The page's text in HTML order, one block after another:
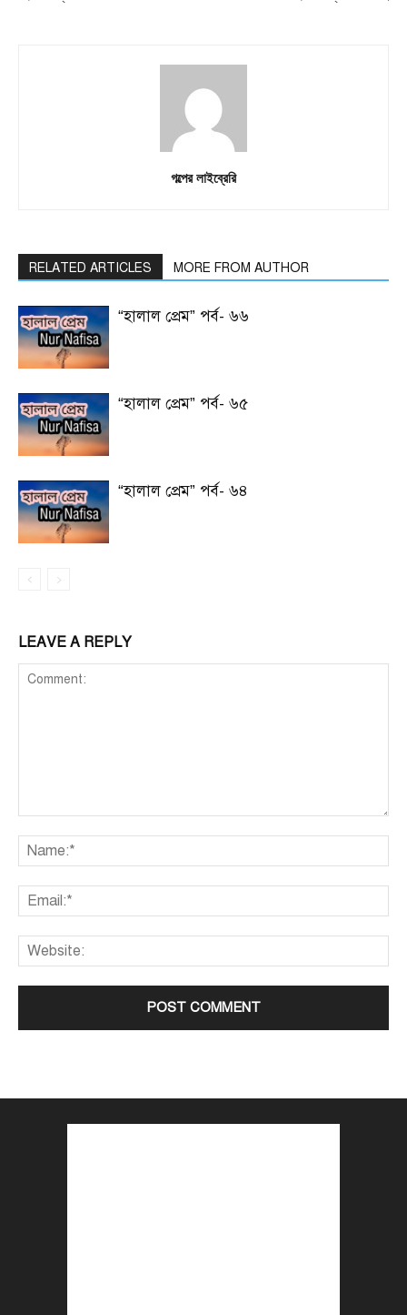
গল্পের লাইব্রেরি
RELATED ARTICLES MORE FROM AUTHOR
“হালাল প্রেম” পর্ব- ৬৬
“হালাল প্রেম” পর্ব- ৬৫
“হালাল প্রেম” পর্ব- ৬৪
LEAVE A REPLY